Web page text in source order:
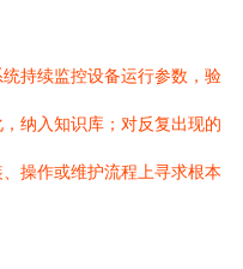
统持续监控设备运行参数，验
纳入知识库；对反复出现的
操作或维护流程上寻求根本